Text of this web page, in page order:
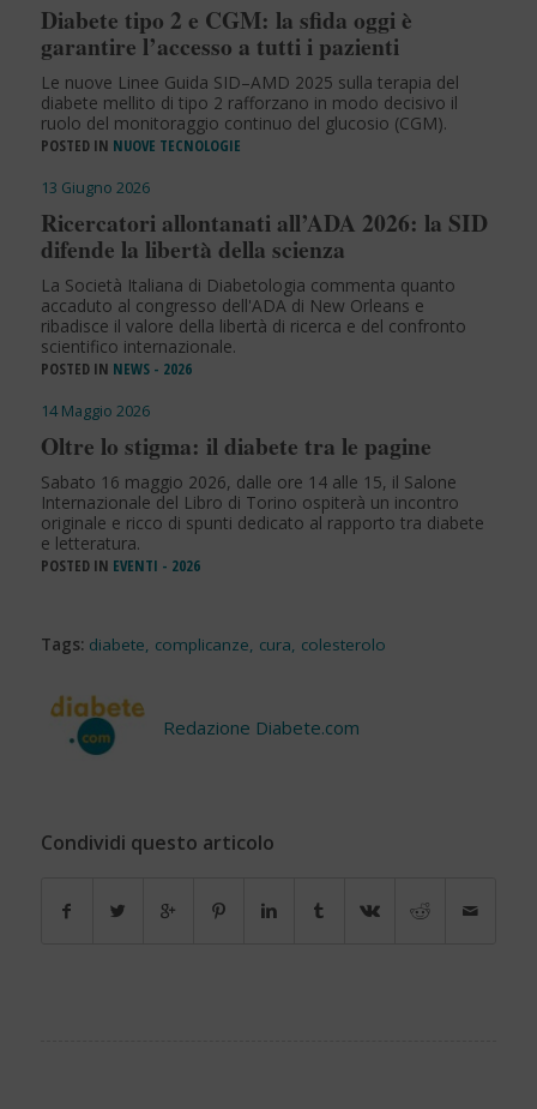
Diabete tipo 2 e CGM: la sfida oggi è
garantire l’accesso a tutti i pazienti
Le nuove Linee Guida SID–AMD 2025 sulla terapia del
diabete mellito di tipo 2 rafforzano in modo decisivo il
ruolo del monitoraggio continuo del glucosio (CGM).
POSTED IN NUOVE TECNOLOGIE
13 Giugno 2026
Ricercatori allontanati all’ADA 2026: la SID
difende la libertà della scienza
La Società Italiana di Diabetologia commenta quanto
accaduto al congresso dell'ADA di New Orleans e
ribadisce il valore della libertà di ricerca e del confronto
scientifico internazionale.
POSTED IN NEWS - 2026
14 Maggio 2026
Oltre lo stigma: il diabete tra le pagine
Sabato 16 maggio 2026, dalle ore 14 alle 15, il Salone
Internazionale del Libro di Torino ospiterà un incontro
originale e ricco di spunti dedicato al rapporto tra diabete
e letteratura.
POSTED IN EVENTI - 2026
Tags: diabete, complicanze, cura, colesterolo
Redazione Diabete.com
Condividi questo articolo